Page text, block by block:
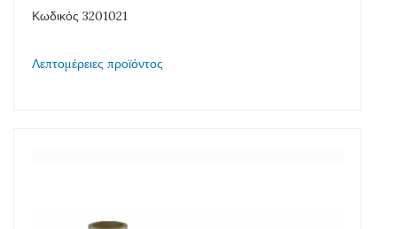
Κωδικός 3201021
Λεπτομέρειες προϊόντος